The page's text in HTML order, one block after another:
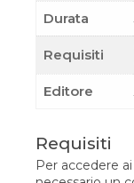
Durata
Requisiti
Editore
Requisiti
Per accedere